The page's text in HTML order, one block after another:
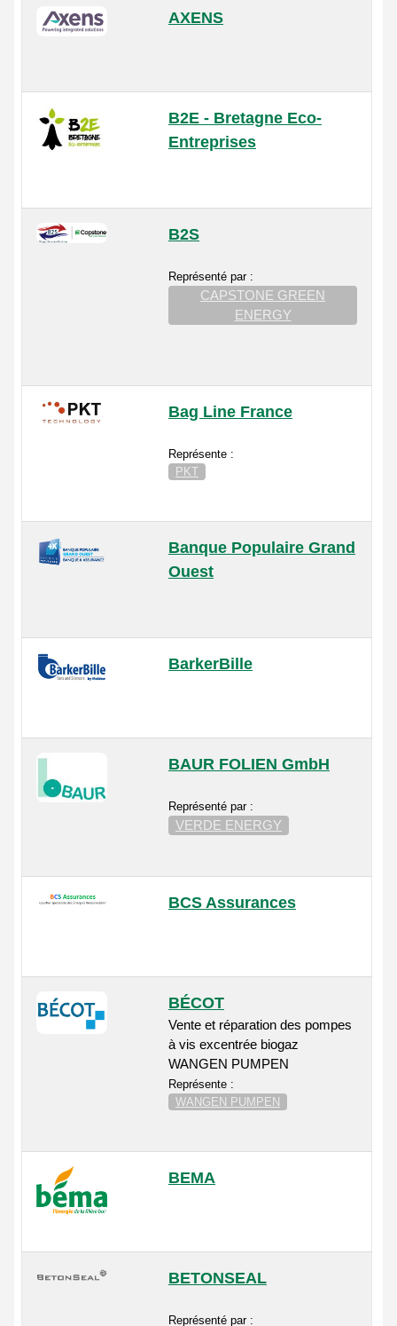
AXENS
B2E - Bretagne Eco-
Entreprises
B2S
Représenté par :
CAPSTONE GREEN
ENERGY
Bag Line France
Représente :
PKT
Banque Populaire Grand
Ouest
BarkerBille
BAUR FOLIEN GmbH
Représenté par :
VERDE ENERGY
BCS Assurances
BÉCOT
Vente et réparation des pompes
à vis excentrée biogaz
WANGEN PUMPEN
Représente :
WANGEN PUMPEN
BEMA
BETONSEAL
Représenté par :